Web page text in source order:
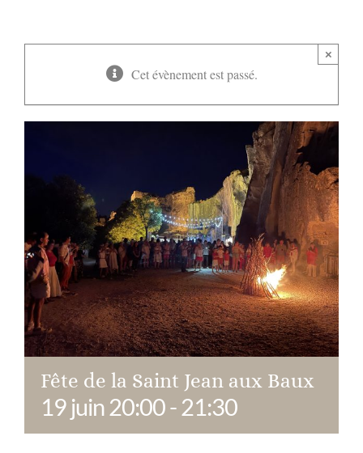
Réservation
Cet évènement est passé.
×
Fête de la Saint Jean aux Baux
19 juin 20:00- 21:30